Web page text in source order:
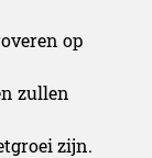
op
zullen
zijn.